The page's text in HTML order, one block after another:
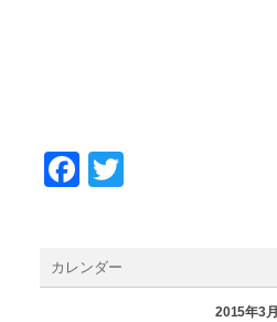
Facebook
カレンダー
2015年3月